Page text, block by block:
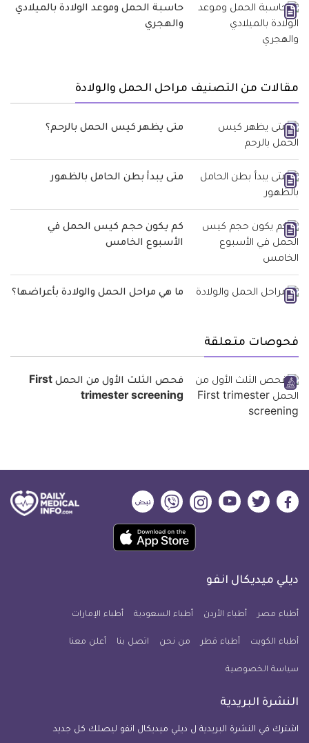
حاسبة الحمل وموعد الولادة بالميلادي
والهجري
مقالات من التصنيف مراحل الحمل والولادة
متى يظهر كيس الحمل بالرحم؟
متى يبدأ بطن الحامل بالظهور
كم يكون حجم كيس الحمل في
الأسبوع الخامس
ما هي مراحل الحمل والولادة بأعراضها؟
فحوصات متعلقة
فحص الثلث الأول من الحمل First
trimester screening
ديلي
فيسبوك
ديلي
تويتر
ديلي
ميديكال
يوتيوب
ديلي
ميديكال
انفو
ديلي
ميديكال
انفو
ديلي
ميديكال
انفو
حمل
تطبيق
معلومة
للآيفون
ديلي ميديكال انفو
أطباء مصر أطباء الأردن أطباء السعودية أطباء الإمارات
أطباء الكويت أطباء قطر من نحن اتصل بنا أعلن معنا
سياسة الخصوصية
النشرة البريدية
اشترك في النشرة البريدية ل ديلي ميديكال انفو ليصلك كل جديد